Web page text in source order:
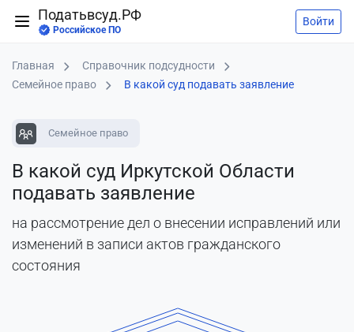
Податьвсуд.РФ
Российское ПО
Войти
Главная
Справочник подсудности
Семейное право
В какой суд подавать заявление
Семейное право
В какой суд Иркутской Области
подавать заявление
на рассмотрение дел о внесении исправлений или
изменений в записи актов гражданского
состояния